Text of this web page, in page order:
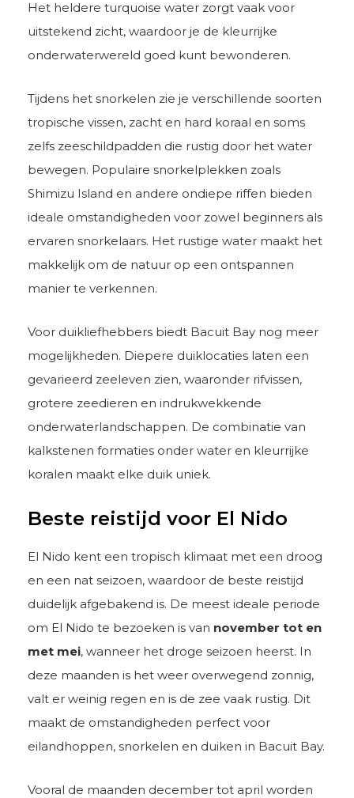
Het heldere turquoise water zorgt vaak voor
uitstekend zicht, waardoor je de kleurrijke
onderwaterwereld goed kunt bewonderen.
Tijdens het snorkelen zie je verschillende soorten
tropische vissen, zacht en hard koraal en soms
zelfs zeeschildpadden die rustig door het water
bewegen. Populaire snorkelplekken zoals
Shimizu Island en andere ondiepe riffen bieden
ideale omstandigheden voor zowel beginners als
ervaren snorkelaars. Het rustige water maakt het
makkelijk om de natuur op een ontspannen
manier te verkennen.
Voor duikliefhebbers biedt Bacuit Bay nog meer
mogelijkheden. Diepere duiklocaties laten een
gevarieerd zeeleven zien, waaronder rifvissen,
grotere zeedieren en indrukwekkende
onderwaterlandschappen. De combinatie van
kalkstenen formaties onder water en kleurrijke
koralen maakt elke duik uniek.
Beste reistijd voor El Nido
El Nido kent een tropisch klimaat met een droog
en een nat seizoen, waardoor de beste reistijd
duidelijk afgebakend is. De meest ideale periode
om El Nido te bezoeken is van november tot en
met mei, wanneer het droge seizoen heerst. In
deze maanden is het weer overwegend zonnig,
valt er weinig regen en is de zee vaak rustig. Dit
maakt de omstandigheden perfect voor
eilandhoppen, snorkelen en duiken in Bacuit Bay.
Vooral de maanden december tot april worden